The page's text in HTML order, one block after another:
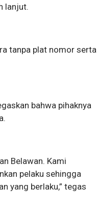
lanjut.
tanpa plat nomor serta
bahwa pihaknya
Belawan. Kami
pelaku sehingga
yang berlaku,” tegas